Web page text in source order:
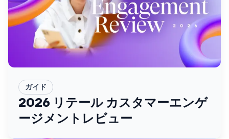
ガイド
2026 リテール カスタマーエンゲ
ージメントレビュー